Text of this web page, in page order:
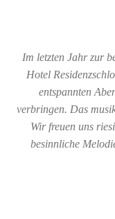
Im letzten Jahr zur
Hotel
entspannten
verbringen. Das
Wir freuen uns
besinnliche